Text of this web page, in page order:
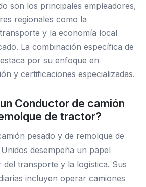
son los principales empleadores,
regionales como la
y la economía local
La combinación específica de
por su enfoque en
y certificaciones especializadas.
Conductor de camión
de tractor?
pesado y de remolque de
desempeña un papel
transporte y la logística. Sus
incluyen operar camiones